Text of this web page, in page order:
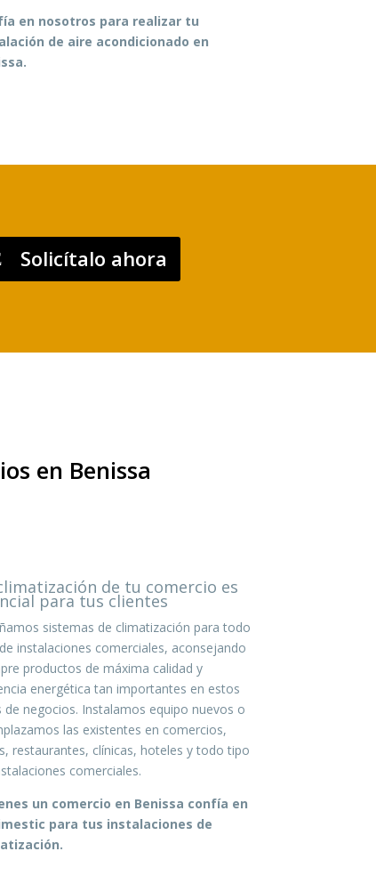
en nosotros para realizar tu
de aire acondicionado en
Solicítalo ahora
en Benissa
de tu comercio es
para tus clientes
sistemas de climatización para todo
instalaciones comerciales, aconsejando
productos de máxima calidad y
energética tan importantes en estos
de negocios. Instalamos equipo nuevos o
las existentes en comercios,
restaurantes, clínicas, hoteles y todo tipo
comerciales.
un comercio en Benissa confía en
para tus instalaciones de